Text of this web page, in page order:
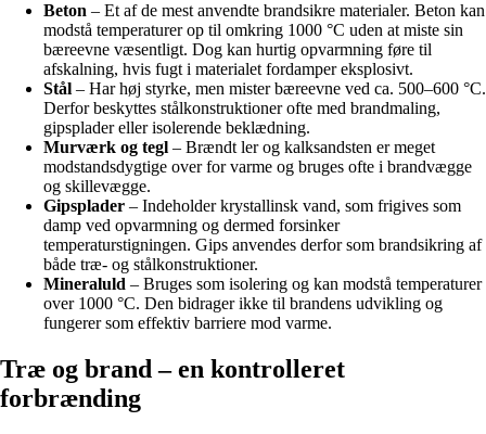
Beton – Et af de mest anvendte brandsikre materialer. Beton kan
modstå temperaturer op til omkring 1000 °C uden at miste sin
bæreevne væsentligt. Dog kan hurtig opvarmning føre til
afskalning, hvis fugt i materialet fordamper eksplosivt.
Stål – Har høj styrke, men mister bæreevne ved ca. 500–600 °C.
Derfor beskyttes stålkonstruktioner ofte med brandmaling,
gipsplader eller isolerende beklædning.
Murværk og tegl – Brændt ler og kalksandsten er meget
modstandsdygtige over for varme og bruges ofte i brandvægge
og skillevægge.
Gipsplader – Indeholder krystallinsk vand, som frigives som
damp ved opvarmning og dermed forsinker
temperaturstigningen. Gips anvendes derfor som brandsikring af
både træ- og stålkonstruktioner.
Mineraluld – Bruges som isolering og kan modstå temperaturer
over 1000 °C. Den bidrager ikke til brandens udvikling og
fungerer som effektiv barriere mod varme.
Træ og brand – en kontrolleret
forbrænding